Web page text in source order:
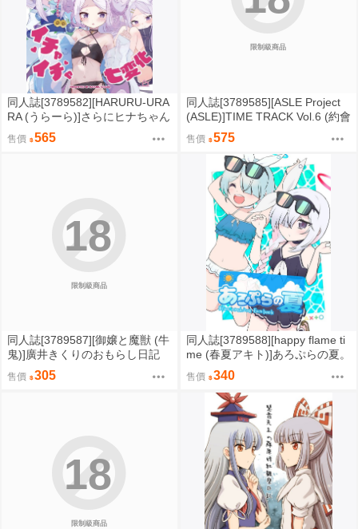
同人誌[3789582][HARURU-URA
RA (うらーら)]さらにヒナちゃん
とイチャイチャ七変化 (蔚藍檔
案)
售價 565
限制級商品
同人誌[3789585][ASLE Project
(ASLE)]TIME TRACK Vol.6 (約會
大作戰)
售價 575
限制級商品
18
同人誌[3789587][御嬢と魔獣 (牛
鬼)]廣井きくりのおもらし日記
(孤獨搖滾)
售價 305
同人誌[3789588][happy flame ti
me (春夏アキト)]あろぷらの夏。
(蔚藍檔案)
售價 340
限制級商品
18